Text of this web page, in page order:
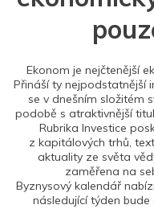
Ekonom je nejčtenější
Přináší ty nejpodstatnější
se v dnešním složitém
podobě s atraktivnější
Rubrika Investice
z kapitálových trhů,
aktuality ze světa
zaměřena na
Byznysový kalendář
následující týden